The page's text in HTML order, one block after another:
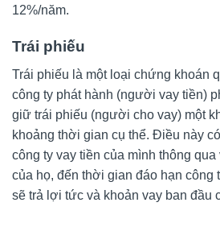
12%/năm.
Trái phiếu
Trái phiếu là một loại chứng khoán
công ty phát hành (người vay tiền)
giữ trái phiếu (người cho vay) một
khoảng thời gian cụ thể. Điều này
công ty vay tiền của mình thông
của họ, đến thời gian đáo hạn công
sẽ trả lợi tức và khoản vay ban đầu